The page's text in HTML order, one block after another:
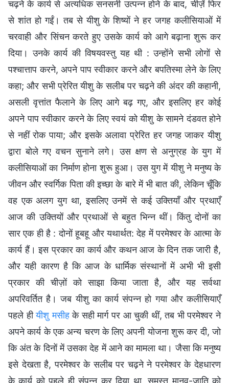
चढ़ने के कार्य से अत्यधिक सनसनी उत्पन्न होने के बाद, चीज़ें फिर
से शांत हो गईं। तब से यीशु के शिष्यों ने हर जगह कलीसियाओं में
चरवाही और सिंचन करते हुए उसके कार्य को आगे बढ़ाना शुरू कर
दिया। उनके कार्य की विषयवस्तु यह थी : उन्होंने सभी लोगों से
पश्चात्ताप करने, अपने पाप स्वीकार करने और बपतिस्मा लेने के लिए
कहा; और सभी प्रेरित यीशु के सलीब पर चढ़ने की अंदर की कहानी,
असली वृत्तांत फैलाने के लिए आगे बढ़ गए, और इसलिए हर कोई
अपने पाप स्वीकार करने के लिए स्वयं को यीशु के सामने दंडवत होने
से नहीं रोक पाया; और इसके अलावा प्रेरित हर जगह जाकर यीशु
द्वारा बोले गए वचन सुनाने लगे। उस क्षण से अनुग्रह के युग में
कलीसियाओं का निर्माण होना शुरू हुआ। उस युग में यीशु ने मनुष्य के
जीवन और स्वर्गिक पिता की इच्छा के बारे में भी बात की, लेकिन चूँकि
वह एक अलग युग था, इसलिए उनमें से कई उक्तियाँ और प्रथाएँ
आज की उक्तियों और प्रथाओं से बहुत भिन्न थीं। किंतु दोनों का
सार एक ही है : दोनों हूबहू और यथार्थत: देह में परमेश्वर के आत्मा के
कार्य हैं। इस प्रकार का कार्य और कथन आज के दिन तक जारी है,
और यही कारण है कि आज के धार्मिक संस्थानों में अभी भी इसी
प्रकार की चीज़ों को साझा किया जाता है, और यह सर्वथा
अपरिवर्तित है। जब यीशु का कार्य संपन्न हो गया और कलीसियाएँ
पहले हीयीशु मसीहके सही मार्ग पर आ चुकी थीं, तब भी परमेश्वर ने
अपने कार्य के एक अन्य चरण के लिए अपनी योजना शुरू कर दी, जो
कि अंत के दिनों में उसका देह में आने का मामला था। जैसा कि मनुष्य
इसे देखता है, परमेश्वर के सलीब पर चढ़ने ने परमेश्वर के देहधारण
के कार्य को पहले ही संपन्न कर दिया था, समस्त मानव-जाति को